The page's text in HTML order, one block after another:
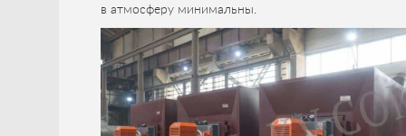
в атмосферу минимальны.